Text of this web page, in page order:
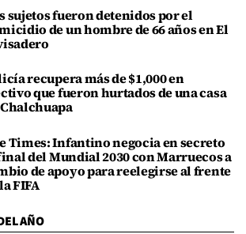
sujetos fueron detenidos por el
de un hombre de 66 años en El
recupera más de $1,000 en
que fueron hurtados de una casa
Times: Infantino negocia en secreto
del Mundial 2030 con Marruecos a
de apoyo para reelegirse al frente
FIFA
AÑO